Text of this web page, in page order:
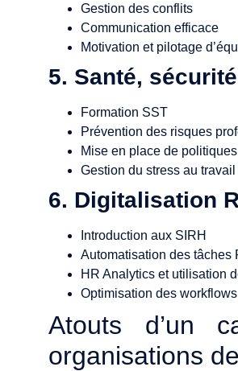
Gestion des conflits
Communication efficace
Motivation et pilotage
5. Santé,
Formation SST
Prévention des risques
Mise en place de
Gestion du stress au travail
6. Digitalisation
Introduction aux SIRH
Automatisation des tâches
HR Analytics et utilisation
Optimisation des
Atouts d’un
organisations